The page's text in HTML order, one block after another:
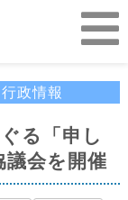
行政情報
る「申し
会を開催